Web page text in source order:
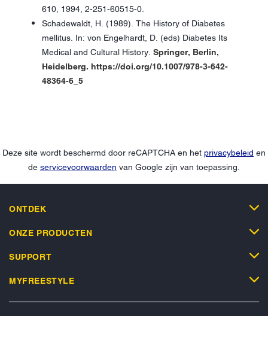
610, 1994, 2-251-60515-0.
Schadewaldt, H. (1989). The History of Diabetes
mellitus. In: von Engelhardt, D. (eds) Diabetes Its
Medical and Cultural History. Springer, Berlin,
Heidelberg. https://doi.org/10.1007/978-3-642-
48364-6_5
Deze site wordt beschermd door reCAPTCHA en het privacybeleid en
de servicevoorwaarden van Google zijn van toepassing.
ONTDEK
ONZE PRODUCTEN
SUPPORT
MYFREESTYLE